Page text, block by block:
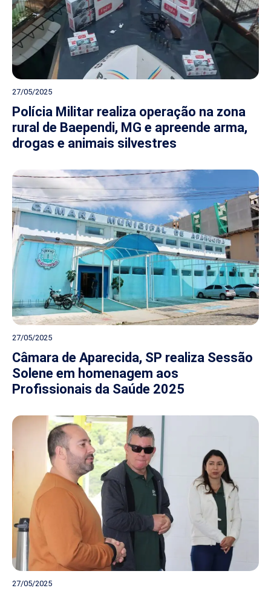
27/05/2025
Polícia Militar realiza operação na zona
rural de Baependi, MG e apreende arma,
drogas e animais silvestres
27/05/2025
Câmara de Aparecida, SP realiza Sessão
Solene em homenagem aos
Profissionais da Saúde 2025
27/05/2025